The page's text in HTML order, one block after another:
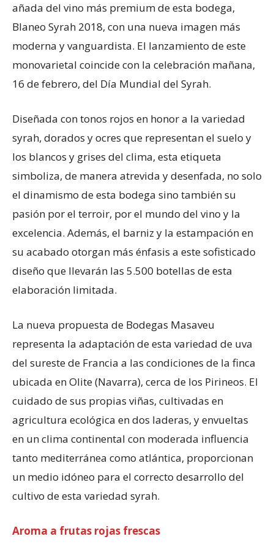
añada del vino más premium de esta bodega,
Blaneo Syrah 2018, con una nueva imagen más
moderna y vanguardista. El lanzamiento de este
monovarietal coincide con la celebración mañana,
16 de febrero, del Día Mundial del Syrah.
Diseñada con tonos rojos en honor a la variedad
syrah, dorados y ocres que representan el suelo y
los blancos y grises del clima, esta etiqueta
simboliza, de manera atrevida y desenfada, no solo
el dinamismo de esta bodega sino también su
pasión por el terroir, por el mundo del vino y la
excelencia. Además, el barniz y la estampación en
su acabado otorgan más énfasis a este sofisticado
diseño que llevarán las 5.500 botellas de esta
elaboración limitada.
La nueva propuesta de Bodegas Masaveu
representa la adaptación de esta variedad de uva
del sureste de Francia a las condiciones de la finca
ubicada en Olite (Navarra), cerca de los Pirineos. El
cuidado de sus propias viñas, cultivadas en
agricultura ecológica en dos laderas, y envueltas
en un clima continental con moderada influencia
tanto mediterránea como atlántica, proporcionan
un medio idóneo para el correcto desarrollo del
cultivo de esta variedad syrah.
Aroma a frutas rojas frescas